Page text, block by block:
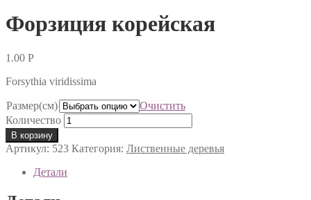
Форзиция корейская
1.00 Р
Forsythia viridissima
Размер(см)
Очистить
Количество
В корзину
Артикул: 523 Категория: Лиственные деревья
Детали